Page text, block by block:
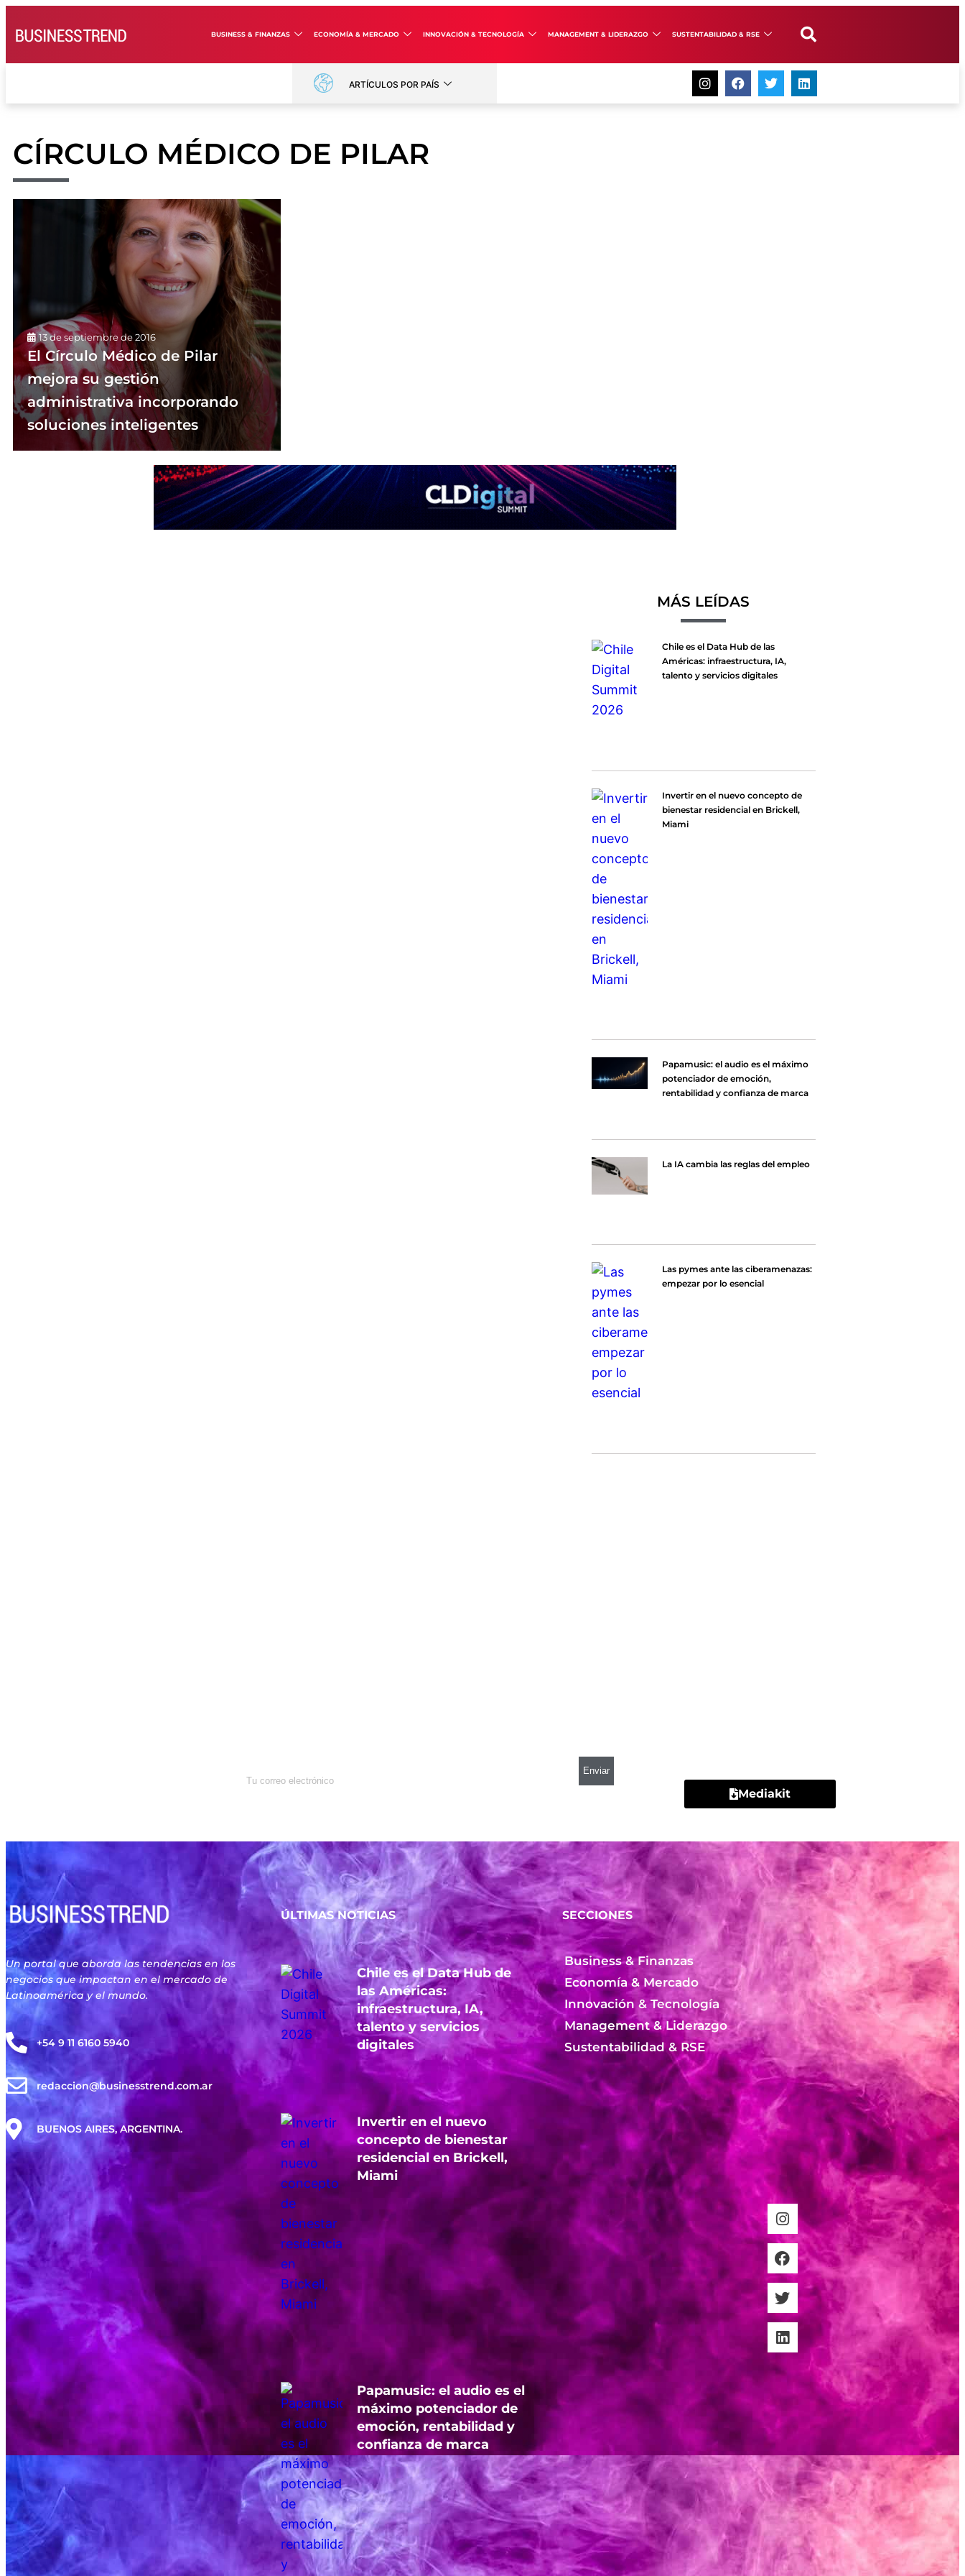
BUSINESS & FINANZAS ECONOMÍA & MERCADO INNOVACIÓN & TECNOLOGÍA MANAGEMENT & LIDERAZGO SUSTENTABILIDAD & RSE
ARTÍCULOS POR PAÍS
CÍRCULO MÉDICO DE PILAR
13 de septiembre de 2016
El Círculo Médico de Pilar
mejora su gestión
administrativa incorporando
soluciones inteligentes
MÁS LEÍDAS
Chile es el Data Hub de las
Américas: infraestructura, IA,
talento y servicios digitales
Invertir en el nuevo concepto de
bienestar residencial en Brickell,
Miami
Papamusic: el audio es el máximo
potenciador de emoción,
rentabilidad y confianza de marca
La IA cambia las reglas del empleo
Las pymes ante las ciberamenazas:
empezar por lo esencial
Mediakit
Un portal que aborda las tendencias en los
negocios que impactan en el mercado de
Latinoamérica y el mundo.
+54 9 11 6160 5940
redaccion@businesstrend.com.ar
BUENOS AIRES, ARGENTINA.
ÚLTIMAS NOTICIAS
Chile es el Data Hub de
las Américas:
infraestructura, IA,
talento y servicios
digitales
Invertir en el nuevo
concepto de bienestar
residencial en Brickell,
Miami
Papamusic: el audio es el
máximo potenciador de
emoción, rentabilidad y
confianza de marca
SECCIONES
Business & Finanzas
Economía & Mercado
Innovación & Tecnología
Management & Liderazgo
Sustentabilidad & RSE